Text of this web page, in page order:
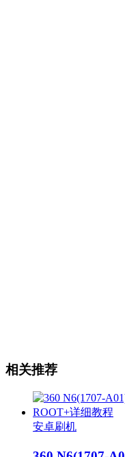
相关推荐
安卓刷机